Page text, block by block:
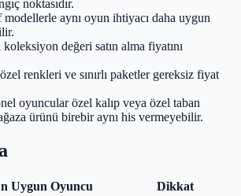
noktasıdır.
aynı oyun ihtiyacı daha uygun
değeri satın alma fiyatını
renkleri ve sınırlı paketler gereksiz fiyat
oyuncular özel kalıp veya özel taban
ürünü birebir aynı his vermeyebilir.
Uygun Oyuncu
Dikkat